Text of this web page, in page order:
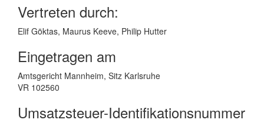
Vertreten durch:
Elif Göktas, Maurus Keeve, Philip Hutter
Eingetragen am
Amtsgericht Mannheim, Sitz Karlsruhe
VR 102560
Umsatzsteuer-Identifikationsnummer